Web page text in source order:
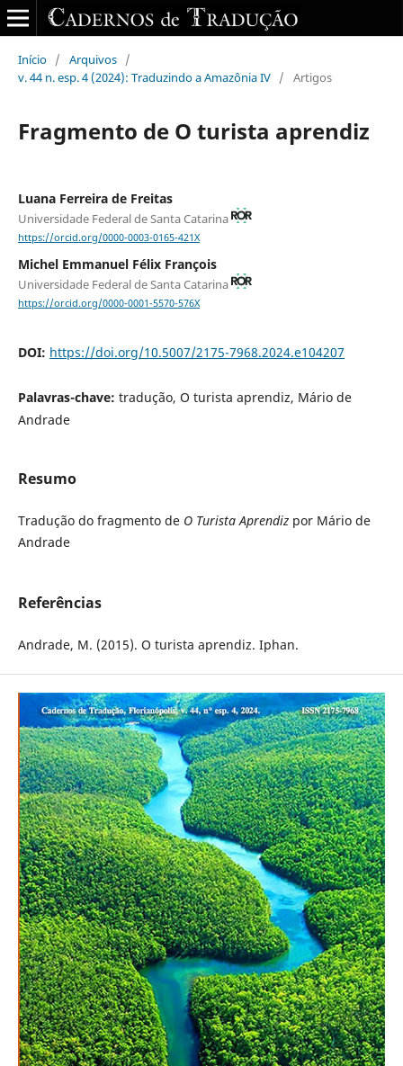
Início / Arquivos /
v. 44 n. esp. 4 (2024): Traduzindo a Amazônia IV / Artigos
Fragmento de O turista aprendiz
Luana Ferreira de Freitas
Universidade Federal de Santa Catarina
https://orcid.org/0000-0003-0165-421X
Michel Emmanuel Félix François
Universidade Federal de Santa Catarina
https://orcid.org/0000-0001-5570-576X
DOI: https://doi.org/10.5007/2175-7968.2024.e104207
Palavras-chave: tradução, O turista aprendiz, Mário de
Andrade
Resumo
Tradução do fragmento de O Turista Aprendiz por Mário de
Andrade
Referências
Andrade, M. (2015). O turista aprendiz. Iphan.